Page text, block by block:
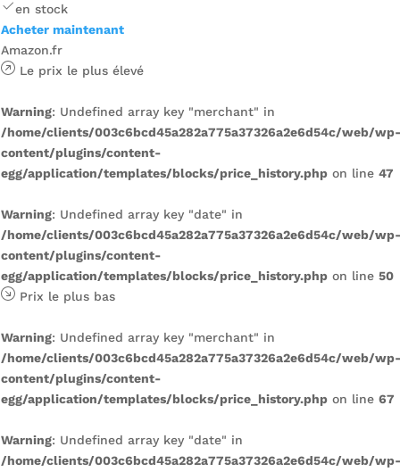
en stock
Acheter maintenant
Amazon.fr
Le prix le plus élevé
Warning: Undefined array key "merchant" in
/home/clients/003c6bcd45a282a775a37326a2e6d54c/web/
content/plugins/content-
egg/application/templates/blocks/price_history.php on line47
Warning: Undefined array key "date" in
/home/clients/003c6bcd45a282a775a37326a2e6d54c/web/
content/plugins/content-
egg/application/templates/blocks/price_history.php on line50
Prix ​​le plus bas
Warning: Undefined array key "merchant" in
/home/clients/003c6bcd45a282a775a37326a2e6d54c/web/
content/plugins/content-
egg/application/templates/blocks/price_history.php on line67
Warning: Undefined array key "date" in
/home/clients/003c6bcd45a282a775a37326a2e6d54c/web/